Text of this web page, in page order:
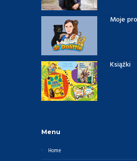
Moje
Książki
Menu
Home